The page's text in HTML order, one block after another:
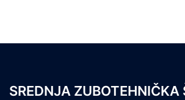
SREDNJA ZUBOTEHNIČKA